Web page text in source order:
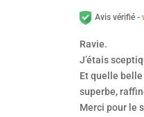
Avis vérifié -
Ravie.
J’étais
Et quelle
superbe,
Merci pour le